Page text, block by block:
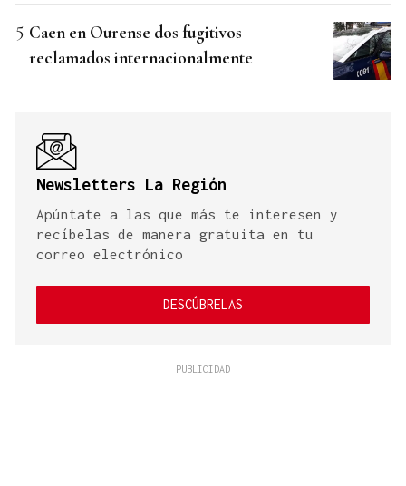
Caen en Ourense dos fugitivos
reclamados internacionalmente
Newsletters La Región
Apúntate a las que más te interesen y
recíbelas de manera gratuita en tu
correo electrónico
DESCÚBRELAS